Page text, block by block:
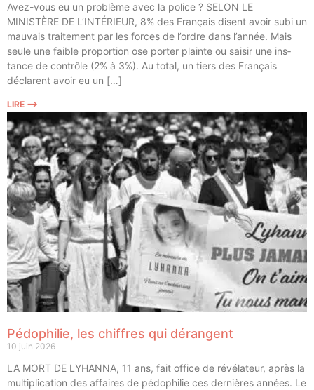
Avez-vous eu un pro­blème avec la police ? SELON LE
MINISTÈRE DE L’INTÉRIEUR, 8% des Fran­çais disent avoir subi un
mau­vais trai­te­ment par les forces de l’ordre dans l’année. Mais
seule une faible pro­por­tion ose por­ter plainte ou sai­sir une ins­
tance de contrôle (2% à 3%). Au total, un tiers des Fran­çais
déclarent avoir eu un […]
LIRE ⟶
Pédophilie, les chiffres qui dérangent
10 juin 2026
LA MORT DE LYHANNA, 11 ans, fait office de révé­la­teur, après la
mul­ti­pli­ca­tion des affaires de pédo­phi­lie ces der­nières années. Le